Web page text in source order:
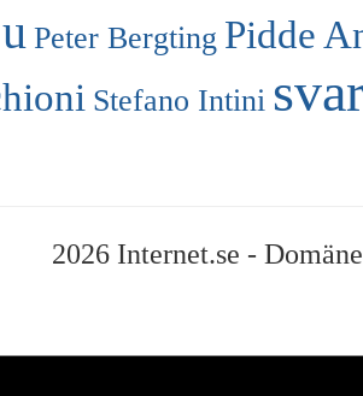
Peter Bergting Pidde
Stefano Intini
2026 Internet.se -